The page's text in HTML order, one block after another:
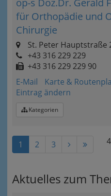
op-s Doz.Dr. Gerald
für Orthopädie und
Chirurgie
St. Peter Hauptstraße
+43 316 229 229
+43 316 229 229 90
E-Mail
Karte &
Eintrag ändern
Kategorien
1 2 3
Aktuelles zum